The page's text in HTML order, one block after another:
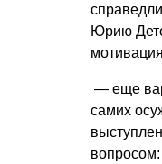
Юрию
— еще
самих